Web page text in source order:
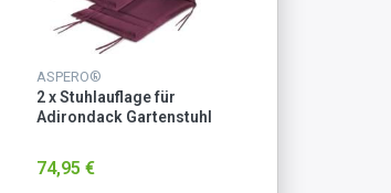
ASPERO®
2 x Stuhlauflage für
Adirondack Gartenstuhl
74,95 €